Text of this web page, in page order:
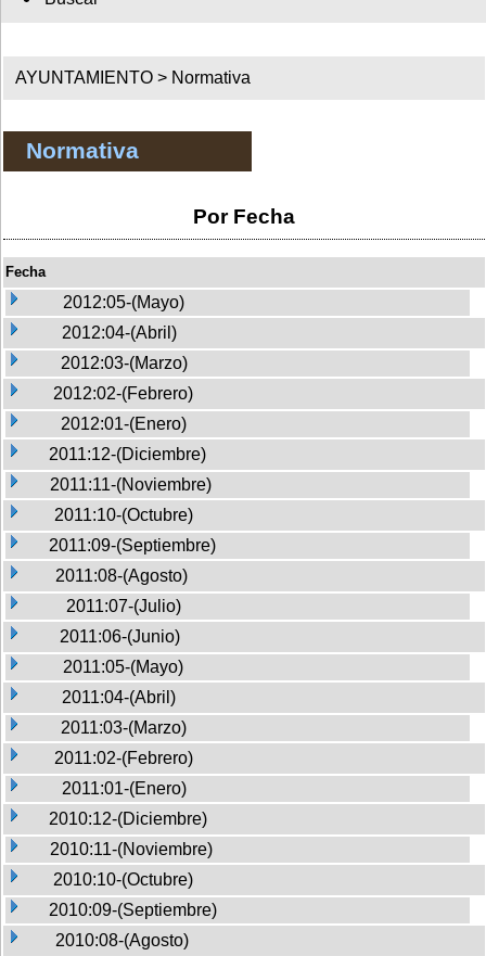
AYUNTAMIENTO > Normativa
Normativa
Por Fecha
Fecha
2012:05-(Mayo)
2012:04-(Abril)
2012:03-(Marzo)
2012:02-(Febrero)
2012:01-(Enero)
2011:12-(Diciembre)
2011:11-(Noviembre)
2011:10-(Octubre)
2011:09-(Septiembre)
2011:08-(Agosto)
2011:07-(Julio)
2011:06-(Junio)
2011:05-(Mayo)
2011:04-(Abril)
2011:03-(Marzo)
2011:02-(Febrero)
2011:01-(Enero)
2010:12-(Diciembre)
2010:11-(Noviembre)
2010:10-(Octubre)
2010:09-(Septiembre)
2010:08-(Agosto)